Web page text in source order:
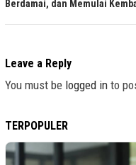
Berdamai, dan Memulai
Leave a Reply
You must be logged in to
TERPOPULER